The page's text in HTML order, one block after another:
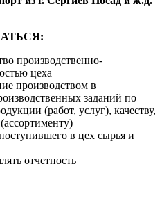
производственно-
цеха
производством в
заданий по
(работ, услуг), качеству,
в цех сырья и
отчетность